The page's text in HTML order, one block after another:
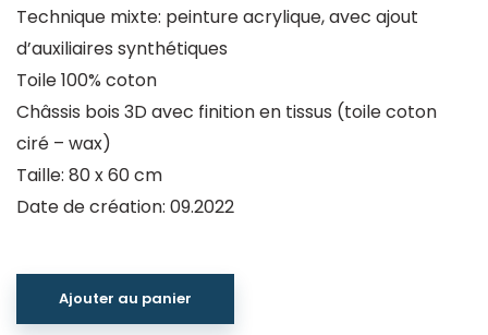
Technique mixte: peinture acrylique, avec ajout
d’auxiliaires synthétiques
Toile 100% coton
Châssis bois 3D avec finition en tissus (toile coton
ciré – wax)
Taille: 80 x 60 cm
Date de création: 09.2022
Ajouter au panier